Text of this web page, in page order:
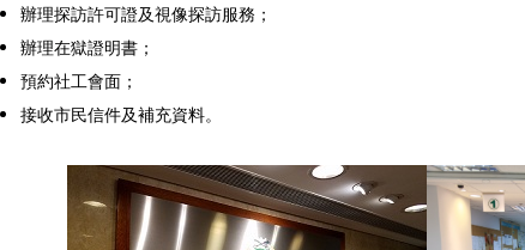
辦理探訪許可證及視像探訪服務；
辦理在獄證明書；
預約社工會面；
接收市民信件及補充資料。